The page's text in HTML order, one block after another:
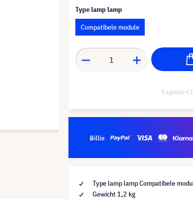
Type lamp lamp
Compatibele module
Express-
Type lamp lamp Compatibele
Gewicht 1,2 kg